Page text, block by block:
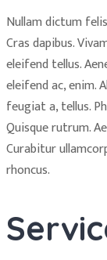
Nullam dictum
Cras dapibus.
eleifend tellus.
eleifend ac, enim.
feugiat a, tellus.
Quisque rutrum.
Curabitur
rhoncus.